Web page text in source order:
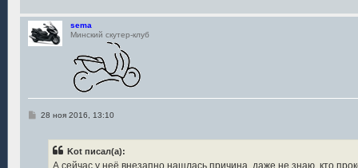
sema
Минский скутер-клуб
С28 ноя 2016, 13:10
Kot писал(а):
А сейчас у неё внезапно нашлась причина, даже не знаю, кто